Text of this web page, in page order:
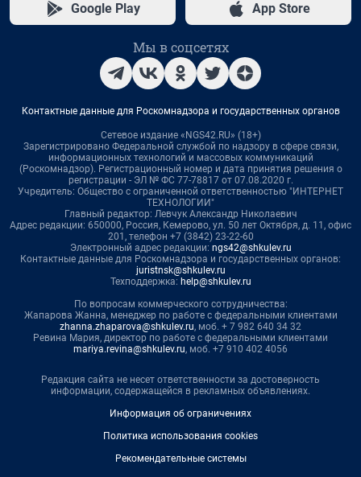
Google Play App Store
Мы в соцсетях
Контактные данные для Роскомнадзора и государственных органов
Сетевое издание «NGS42.RU» (18+)
Зарегистрировано Федеральной службой по надзору в сфере связи,
информационных технологий и массовых коммуникаций
(Роскомнадзор). Регистрационный номер и дата принятия решения о
регистрации - ЭЛ № ФС 77-78817 от 07.08.2020 г.
Учредитель: Общество с ограниченной ответственностью "ИНТЕРНЕТ
ТЕХНОЛОГИИ"
Главный редактор: Левчук Александр Николаевич
Адрес редакции: 650000, Россия, Кемерово, ул. 50 лет Октября, д. 11, офис
201, телефон +7 (3842) 23-22-60
Электронный адрес редакции: ngs42@shkulev.ru
Контактные данные для Роскомнадзора и государственных органов:
juristnsk@shkulev.ru
Техподдержка: help@shkulev.ru
По вопросам коммерческого сотрудничества:
Жапарова Жанна, менеджер по работе с федеральными клиентами
zhanna.zhaparova@shkulev.ru, моб. + 7 982 640 34 32
Ревина Мария, директор по работе с федеральными клиентами
mariya.revina@shkulev.ru, моб. +7 910 402 4056
Редакция сайта не несет ответственности за достоверность
информации, содержащейся в рекламных объявлениях.
Информация об ограничениях
Политика использования cookies
Рекомендательные системы